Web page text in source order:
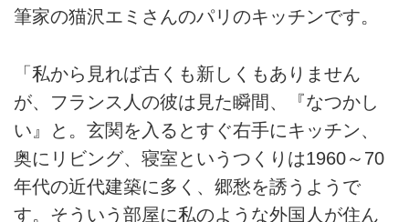
筆家の猫沢エミさんのパリのキッチンです。
「私から見れば古くも新しくもありません
が、フランス人の彼は見た瞬間、『なつかし
い』と。玄関を入るとすぐ右手にキッチン、
奥にリビング、寝室というつくりは1960～70
年代の近代建築に多く、郷愁を誘うようで
す。そういう部屋に私のような外国人が住ん